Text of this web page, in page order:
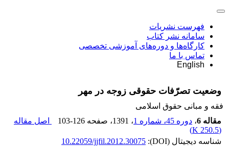
فهرست نشریات
سامانه نشر کتاب
کارگاه‌ها و دوره‌های آموزشی تخصصی
تماس با ما
English
وضعیت تصرّفات حقوقی زوجه در مهر
فقه و مبانی حقوق اسلامی
مقاله 6
، دوره 45، شماره 1 ، 1391 ، صفحه 103-126
اصل مقاله
(
250.5 K
)
شناسه دیجیتال (DOI):
10.22059/jjfil.2012.30075